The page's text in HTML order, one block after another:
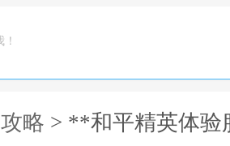
略 > **和平精英体验